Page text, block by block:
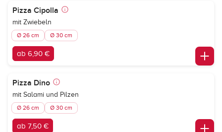
Pizza Cipolla
mit Zwiebeln
Ø 26 cm Ø 30 cm
ab 6,90 €
Pizza Dino
mit Salami und Pilzen
Ø 26 cm Ø 30 cm
ab 7,50 €